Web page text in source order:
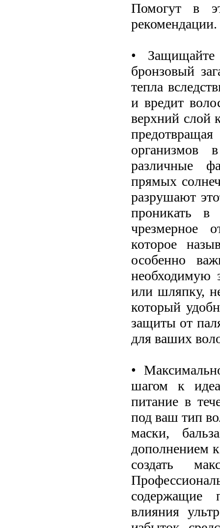
Помогут в
рекомендации.
•
бронзовый
тепла
и вредит
верхний слой
организмов
различные
прямых
разрушают
проникать в
чрезмерное
которое
особенно
необходимую
или шляпку,
который
защиты от
для ваших
•
шагом к
питание в
под ваш тип
маски,
дополнением
создать
содержащие
влияния